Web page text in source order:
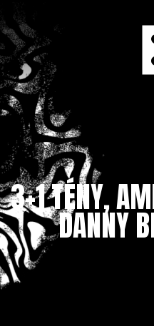
to
content
3+1 TÉNY,
DANNY